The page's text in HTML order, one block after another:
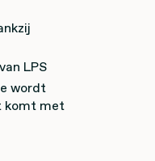
LPS
wordt
komt met